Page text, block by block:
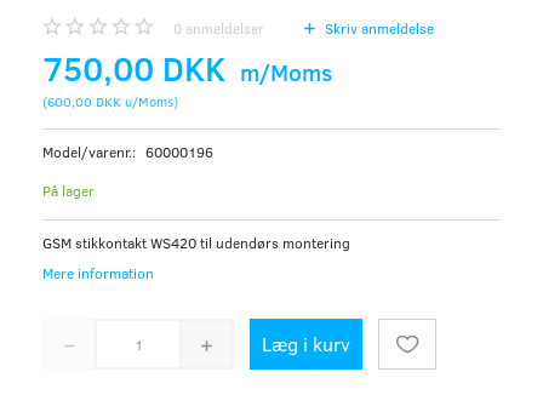
0 anmeldelser Skriv anmeldelse
750,00 DKK m/Moms
(600,00 DKK u/Moms)
Model/varenr.: 60000196
På lager
GSM stikkontakt WS420 til udendørs montering
Mere information
Læg i kurv